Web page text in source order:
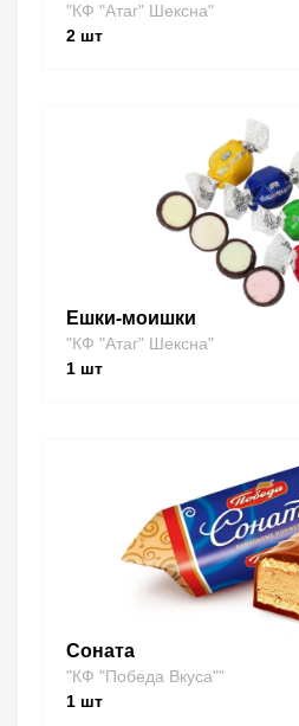
"КФ "Атаг" Шексна"
2 шт
Ешки-моишки
"КФ "Атаг" Шексна"
1 шт
Соната
"КФ "Победа Вкуса""
1 шт